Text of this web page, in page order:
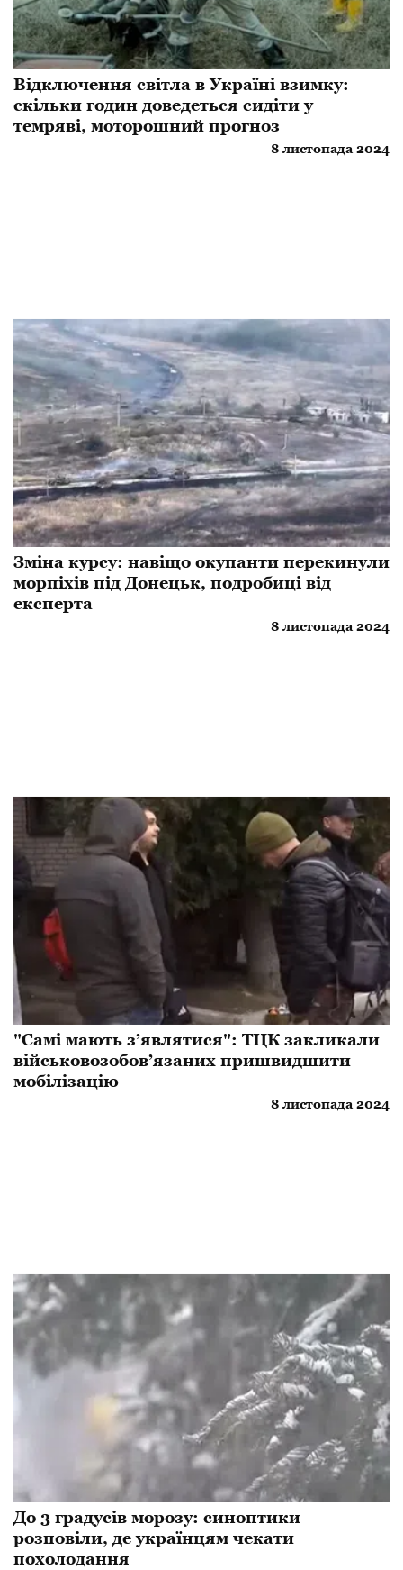
Відключення світла в Україні взимку:
скільки годин доведеться сидіти у
темряві, моторошний прогноз
8 листопада 2024
Зміна курсу: навіщо окупанти перекинули
морпіхів під Донецьк, подробиці від
експерта
8 листопада 2024
"Самі мають з’являтися": ТЦК закликали
військовозобов’язаних пришвидшити
мобілізацію
8 листопада 2024
До 3 градусів морозу: синоптики
розповіли, де українцям чекати
похолодання